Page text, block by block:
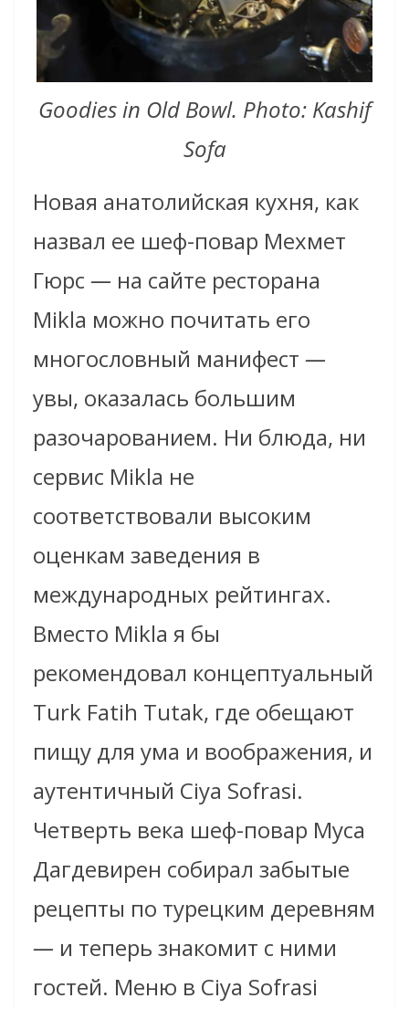
Goodies in Old Bowl. Photo: Kashif
Sofa
Новая анатолийская кухня, как
назвал ее шеф-повар Мехмет
Гюрс — на сайте ресторана
Mikla можно почитать его
многословный манифест —
увы, оказалась большим
разочарованием. Ни блюда, ни
сервис Mikla не
соответствовали высоким
оценкам заведения в
международных рейтингах.
Вместо Mikla я бы
рекомендовал концептуальный
Turk Fatih Tutak, где обещают
пищу для ума и воображения, и
аутентичный Ciya Sofrasi.
Четверть века шеф-повар Муса
Дагдевирен собирал забытые
рецепты по турецким деревням
— и теперь знакомит с ними
гостей. Меню в Ciya Sofrasi